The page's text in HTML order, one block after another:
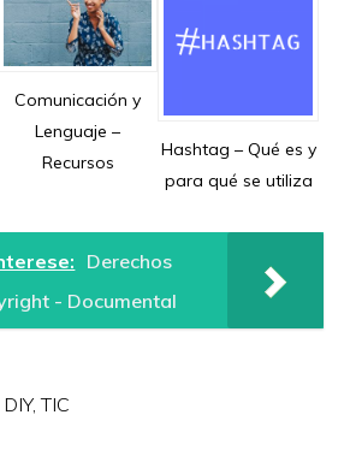
Comunicación y
Lenguaje –
Recursos
Hashtag – Qué es y
para qué se utiliza
Derechos
- Documental
DIY,TIC